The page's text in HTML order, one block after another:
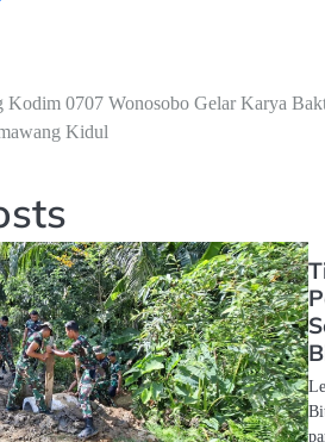
Kodim 0707 Wonosobo Gelar Karya
Kidul